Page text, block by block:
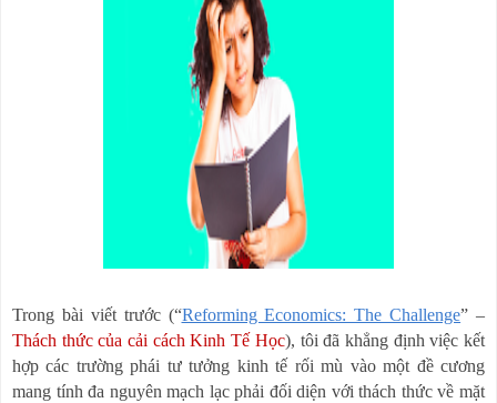
Trong bài viết trước (“Reforming Economics: The Challenge” –
Thách thức của cải cách Kinh Tế Học), tôi đã khẳng định việc kết
hợp các trường phái tư tưởng kinh tế rối mù vào một đề cương
mang tính đa nguyên mạch lạc phải đối diện với thách thức về mặt